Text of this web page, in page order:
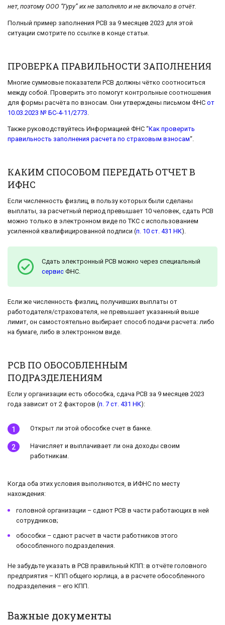
нет, поэтому ООО “Гуру” их не заполняло и не включало в отчёт.
Полный пример заполнения РСВ за 9 месяцев 2023 для этой
ситуации смотрите по ссылке в конце статьи.
ПРОВЕРКА ПРАВИЛЬНОСТИ ЗАПОЛНЕНИЯ
Многие суммовые показатели РСВ должны чётко соотноситься
между собой. Проверить это помогут контрольные соотношения
для формы расчёта по взносам. Они утверждены письмом ФНС от
10.03.2023 № БС-4-11/2773
Также руководствуйтесь Информацией ФНС “Как проверить
правильность заполнения расчета по страховым взносам“.
КАКИМ СПОСОБОМ ПЕРЕДАТЬ ОТЧЕТ В
ИФНС
Если численность физлиц, в пользу которых были сделаны
выплаты, за расчетный период превышает 10 человек, сдать РСВ
можно только в электронном виде по ТКС с использованием
усиленной квалифицированной подписи (п. 10 ст. 431 НК).
Сдать электронный РСВ можно через специальный
сервис ФНС.
Если же численность физлиц, получивших выплаты от
работодателя/страхователя, не превышает указанный выше
лимит, он самостоятельно выбирает способ подачи расчета: либо
на бумаге, либо в электронном виде.
РСВ ПО ОБОСОБЛЕННЫМ
ПОДРАЗДЕЛЕНИЯМ
Если у организации есть обособка, сдача РСВ за 9 месяцев 2023
года зависит от 2 факторов (п. 7 ст. 431 НК):
Открыт ли этой обособке счет в банке.
Начисляет и выплачивает ли она доходы своим
работникам.
Когда оба этих условия выполняются, в ИФНС по месту
нахождения:
головной организации – сдают РСВ в части работающих в ней
сотрудников;
обособки – сдают расчет в части работников этого
обособленного подразделения.
Не забудьте указать в РСВ правильный КПП: в отчёте головного
предприятия – КПП общего юрлица, а в расчете обособленного
подразделения – его КПП.
Важные документы